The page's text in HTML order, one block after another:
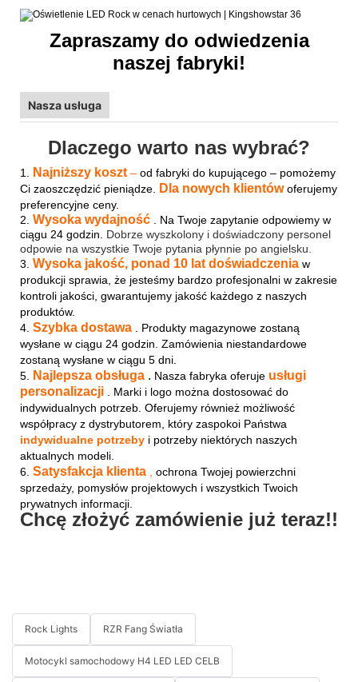
Zapraszamy do odwiedzenia
naszej fabryki!
Nasza usługa
Dlaczego warto nas wybrać?
1. Najniższy koszt – od fabryki do kupującego – pomożemy
Ci zaoszczędzić pieniądze.
Dla nowych klientów oferujemy
preferencyjne ceny.
2. Wysoka wydajność
. Na Twoje zapytanie odpowiemy w
ciągu 24 godzin.
Dobrze wyszkolony i doświadczony personel
odpowie na wszystkie Twoje pytania płynnie po angielsku.
3. Wysoka jakość, ponad 10 lat doświadczenia w
produkcji sprawia, że ​​jesteśmy bardzo profesjonalni w zakresie
kontroli jakości, gwarantujemy jakość każdego z naszych
produktów.
4. Szybka dostawa
. Produkty magazynowe zostaną
wysłane w ciągu 24 godzin. Zamówienia niestandardowe
zostaną wysłane w ciągu 5 dni.
5.
Najlepsza obsługa . Nasza fabryka oferuje usługi
personalizacji
. Marki i logo można dostosować do
indywidualnych potrzeb. Oferujemy również możliwość
współpracy z dystrybutorem, który zaspokoi Państwa
indywidualne potrzeby i potrzeby niektórych naszych
aktualnych modeli.
6. Satysfakcja klienta
ochrona Twojej powierzchni
sprzedaży, pomysłów projektowych i wszystkich Twoich
prywatnych informacji.
Chcę złożyć zamówienie już teraz!!
Rock Lights RZR Fang Światła
Motocykl samochodowy H4 LED LED CELB